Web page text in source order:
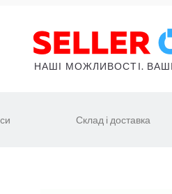
НАШІ МОЖЛИВОСТІ.
Склад і доставка